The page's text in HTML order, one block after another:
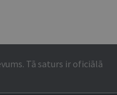
Tā saturs ir oficiālā